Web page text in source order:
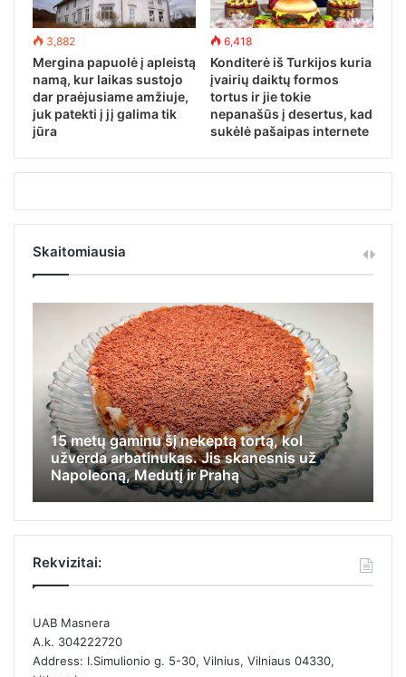
3,882
Mergina papuolė į apleistą
namą, kur laikas sustojo
dar praėjusiame amžiuje,
juk patekti į jį galima tik
jūra
6,418
Konditerė iš Turkijos kuria
įvairių daiktų formos
tortus ir jie tokie
nepanašūs į desertus, kad
sukėlė pašaipas internete
Skaitomiausia
15 metų gaminu šį nekeptą tortą, kol
užverda arbatinukas. Jis skanesnis už
Napoleoną, Medutį ir Prahą
Rekvizitai:
UAB Masnera
A.k. 304222720
Address: I.Simulionio g. 5-30, Vilnius, Vilniaus 04330,